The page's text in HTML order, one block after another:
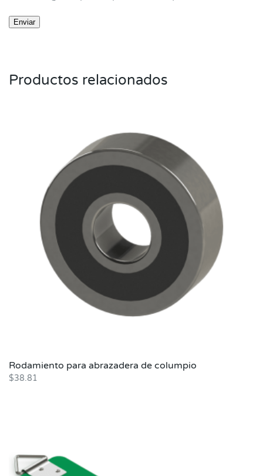
Productos relacionados
Rodamiento para abrazadera de columpio
$38.81